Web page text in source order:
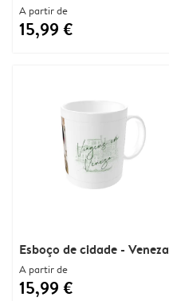
A partir de
15,99 €
Esboço de cidade - Veneza
A partir de
15,99 €